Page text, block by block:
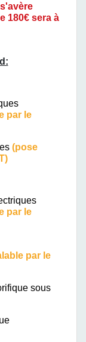
180€ sera à
par le
(pose
par le
par le
sous